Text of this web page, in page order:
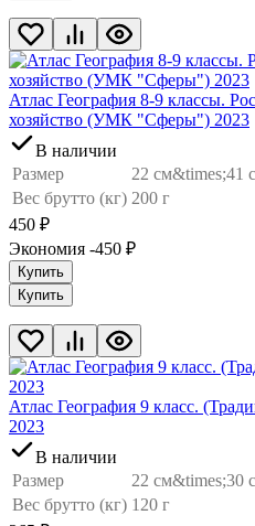
Атлас География 8-9 классы.
хозяйство (УМК "Сферы") 2023
В наличии
Размер
22 см&times;41
Вес брутто (кг) 200 г
450 ₽
Экономия -450 ₽
Купить
Купить
Атлас География 9 класс.
2023
В наличии
Размер
22 см&times;30
Вес брутто (кг) 120 г